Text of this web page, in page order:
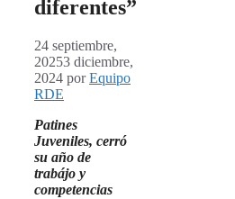
diferentes”
24 septiembre,
20253 diciembre,
2024 porEquipo
RDE
Patines
Juveniles, cerró
su año de
trabájo y
competencias